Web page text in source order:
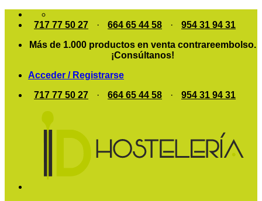
Saltar
717 77 50 27 · 664 65 44 58 ·
954 31 94 31
Más de 1.000 productos en venta contrareembolso.
¡Consúltanos!
Acceder / Registrarse
717 77 50 27
· 664 65 44 58 · 954 31 94 31